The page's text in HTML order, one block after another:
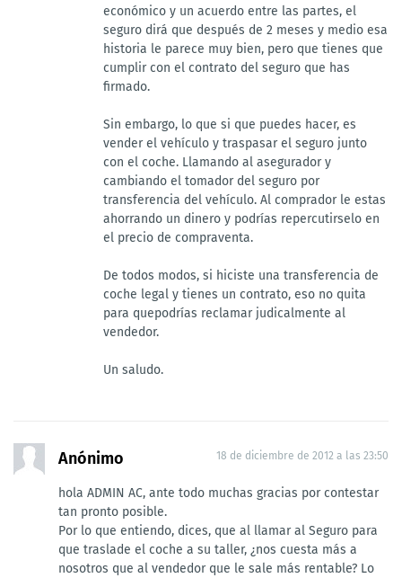
económico y un acuerdo entre las partes, el
seguro dirá que después de 2 meses y medio esa
historia le parece muy bien, pero que tienes que
cumplir con el contrato del seguro que has
firmado.
Sin embargo, lo que si que puedes hacer, es
vender el vehículo y traspasar el seguro junto
con el coche. Llamando al asegurador y
cambiando el tomador del seguro por
transferencia del vehículo. Al comprador le estas
ahorrando un dinero y podrías repercutirselo en
el precio de compraventa.
De todos modos, si hiciste una transferencia de
coche legal y tienes un contrato, eso no quita
para quepodrías reclamar judicalmente al
vendedor.
Un saludo.
Anónimo 18 de diciembre de 2012 a las 23:50
hola ADMIN AC, ante todo muchas gracias por contestar
tan pronto posible.
Por lo que entiendo, dices, que al llamar al Seguro para
que traslade el coche a su taller, ¿nos cuesta más a
nosotros que al vendedor que le sale más rentable? Lo